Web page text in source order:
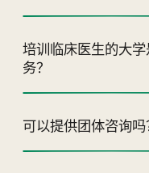
培训临床医生的大
务？
可以提供团体咨询吗